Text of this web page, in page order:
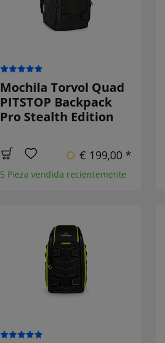
Mochila Torvol Quad
PITSTOP Backpack
Pro Stealth Edition
€ 199,00 *
5 Pieza vendida recientemente